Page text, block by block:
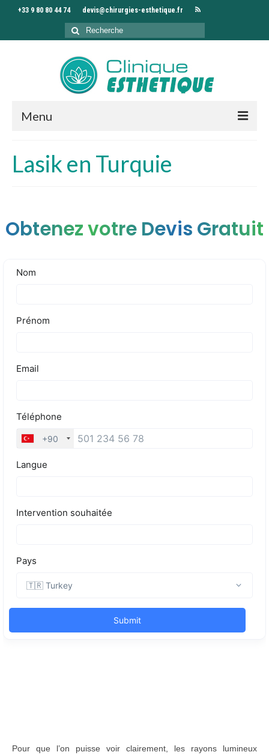
+33 9 80 80 44 74 devis@chirurgies-esthetique.fr
Rechercher
:
Menu
Clinique
Interventions
Tarifs
Devis
Lasik en Turquie
Obtenez votre Devis Gratuit
Pour que l’on puisse voir clairement, les rayons lumineux